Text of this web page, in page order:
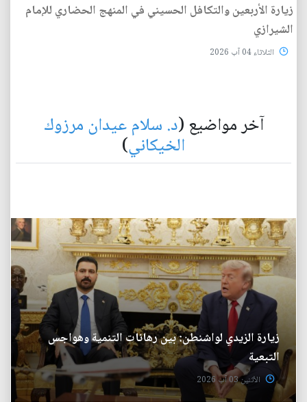
زيارة الأربعين والتكافل الحسيني في المنهج الحضاري للإمام
الشيرازي
الثلاثاء 04 آب 2026
آخر مواضيع (د. سلام عيدان مرزوك
الخيكاني)
زيارة الزيدي لواشنطن: بين رهانات التنمية وهواجس
التبعية
الأثنين 03 آب 2026